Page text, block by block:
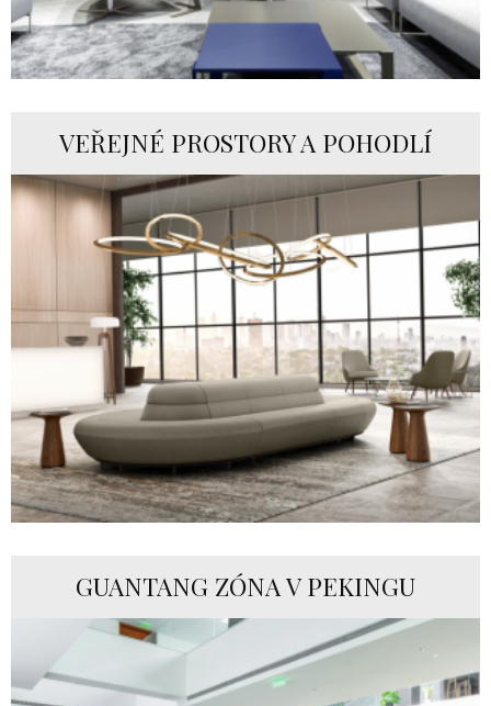
VEŘEJNÉ PROSTORY A POHODLÍ
GUANTANG ZÓNA V PEKINGU